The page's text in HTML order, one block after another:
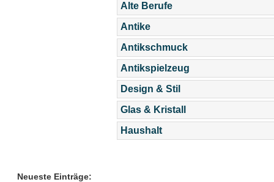
Alte Berufe
Antike
Antikschmuck
Antikspielzeug
Design & Stil
Glas & Kristall
Haushalt
Neueste Einträge: